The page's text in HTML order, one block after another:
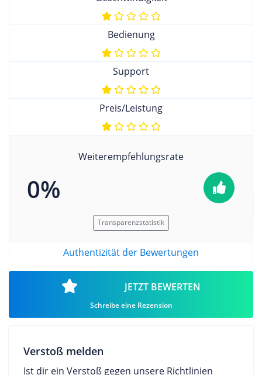
Bedienung
Support
Preis/Leistung
Weiterempfehlungsrate
0%
Transparenzstatistik
Authentizität der Bewertungen
JETZT BEWERTEN
Schreibe eine Rezension
Verstoß melden
Ist dir ein Verstoß gegen unsere Richtlinien